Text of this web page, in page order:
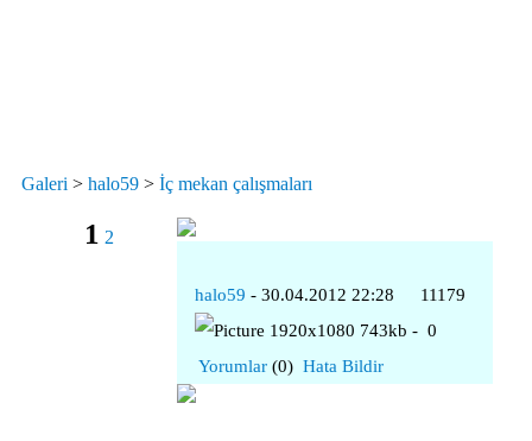
Galeri > halo59 > İç mekan çalışmaları
halo59 - 30.04.2012 22:28
11179
1920x1080 743kb - 0
Yorumlar (0) Hata Bildir
1 2